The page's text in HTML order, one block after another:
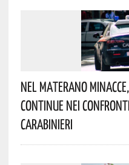
Nel Materano
Continue Nei
Carabinieri